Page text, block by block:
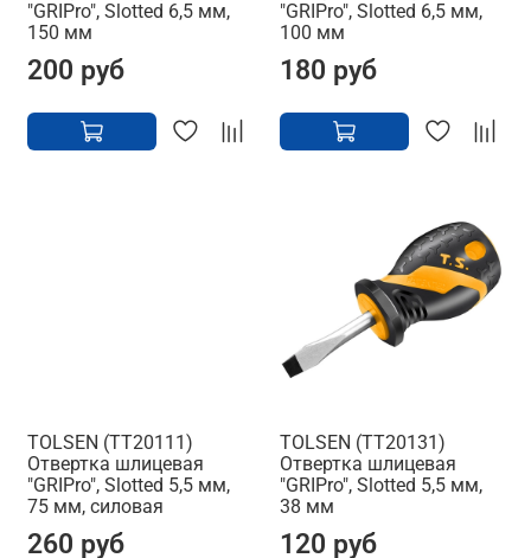
"GRIPro", Slotted 6,5 мм,
150 мм
200 руб
"GRIPro", Slotted 6,5 мм,
100 мм
180 руб
TOLSEN (TT20111)
Отвертка шлицевая
"GRIPro", Slotted 5,5 мм,
75 мм, силовая
260 руб
TOLSEN (TT20131)
Отвертка шлицевая
"GRIPro", Slotted 5,5 мм,
38 мм
120 руб